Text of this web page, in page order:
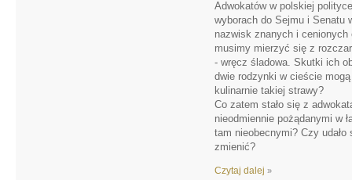
Adwokatów w polskiej
wyborach do Sejmu i Senatu
nazwisk znanych i
musimy mierzyć się z
- wręcz śladowa. Skutki ich
dwie rodzynki w cieście
kulinarnie takiej strawy?
Co zatem stało się z
nieodmiennie pożądanymi w
tam nieobecnymi? Czy
zmienić?
Czytaj dalej »